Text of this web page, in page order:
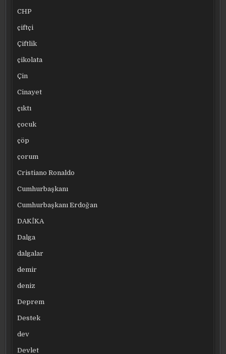
CHP
çiftçi
Çiftlik
çikolata
Çin
Cinayet
çıktı
çocuk
çöp
çorum
Cristiano Ronaldo
Cumhurbaşkanı
Cumhurbaşkanı Erdoğan
DAKİKA
Dalga
dalgalar
demir
deniz
Deprem
Destek
dev
Devlet